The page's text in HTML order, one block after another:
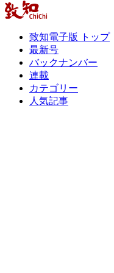
致知電子版 トップ
最新号
バックナンバー
連載
カテゴリー
人気記事